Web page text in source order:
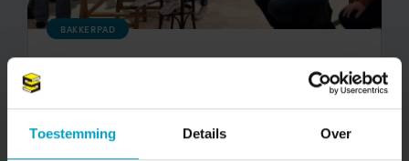
Toestemming Details Over
BAKKERPAD